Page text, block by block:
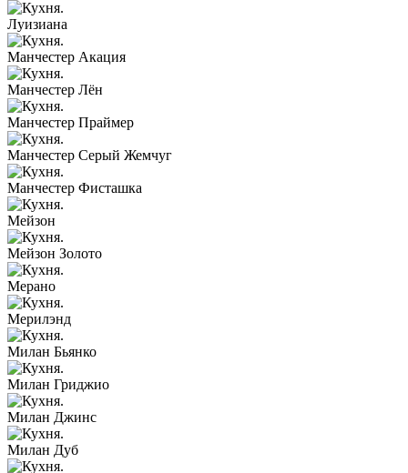
Луизиана
Манчестер Акация
Манчестер Лён
Манчестер Праймер
Манчестер Серый Жемчуг
Манчестер Фисташка
Мейзон
Мейзон Золото
Мерано
Мерилэнд
Милан Бьянко
Милан Гриджио
Милан Джинс
Милан Дуб